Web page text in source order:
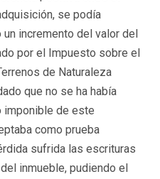
se podía
un incremento del valor del
por el Impuesto sobre el
de Naturaleza
que no se ha había
imponible de este
como prueba
sufrida las escrituras
inmueble, pudiendo el